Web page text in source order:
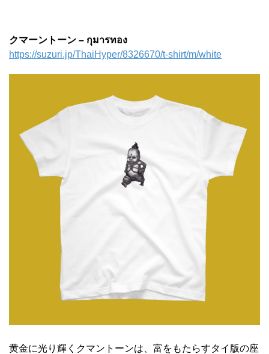
クマーントーン – กุมารทอง
https://suzuri.jp/ThaiHyper/8326670/t-shirt/m/white
黄金に光り輝くクマントーンは、富をもたらすタイ版の座